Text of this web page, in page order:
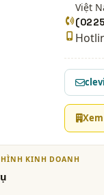
Việt
KINH DOANH